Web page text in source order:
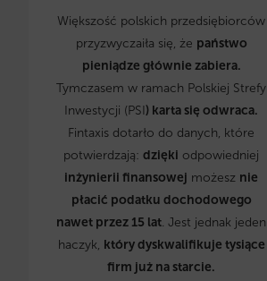
Większość polskich przedsiębiorców
przyzwyczaiła się, że państwo
pieniądze głównie zabiera.
Tymczasem w ramach Polskiej Strefy
Inwestycji (PSI) karta się odwraca.
Fintaxis dotarło do danych, które
potwierdzają:dzięki odpowiedniej
inżynierii finansowej możesz nie
płacić podatku dochodowego
nawet przez 15 lat. Jest jednak jeden
haczyk, który dyskwalifikuje tysiące
firm już na starcie.